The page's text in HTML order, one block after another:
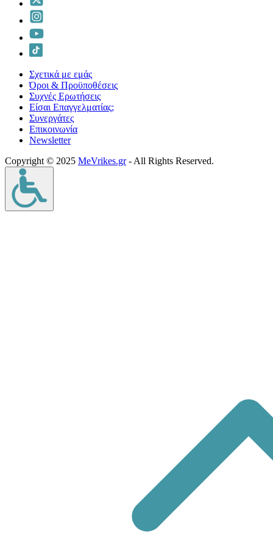
Σχετικά με εμάς
Όροι & Προϋποθέσεις
Συχνές Ερωτήσεις
Είσαι Επαγγελματίας;
Συνεργάτες
Επικοινωνία
Νewsletter
Copyright © 2025 MeVrikes.gr- All Rights Reserved.